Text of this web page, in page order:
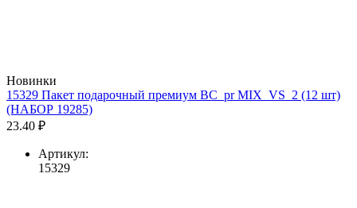
Новинки
15329 Пакет подарочный премиум BC_pr MIX_VS_2 (12 шт)
(НАБОР 19285)
23.40 ₽
Артикул:
15329